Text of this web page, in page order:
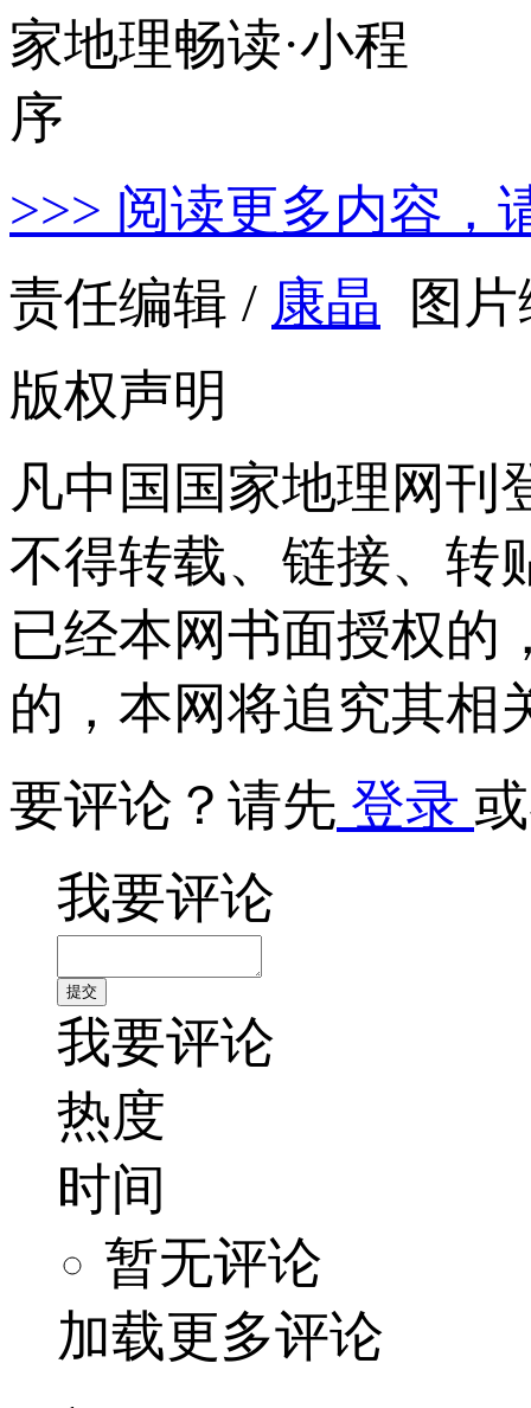
>>> 阅读更多内容，
责任编辑 / 康晶 图
版权声明
凡中国国家地理网刊
不得转载、链接、转
已经本网书面授权的
的，本网将追究其相
要评论？请先 登录
我要评论
我要评论
热度
时间
暂无评论
加载更多评论